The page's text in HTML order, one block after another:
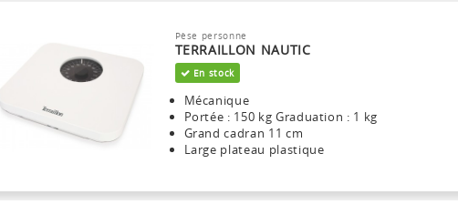
Pèse personne
TERRAILLON NAUTIC
En stock
Mécanique
Portée : 150 kg Graduation : 1 kg
Grand cadran 11 cm
Large plateau plastique